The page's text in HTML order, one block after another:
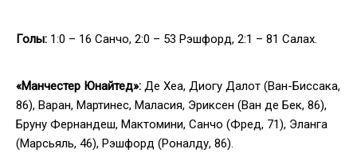
Голы: 1:0 – 16 Санчо, 2:0 – 53 Рэшфорд, 2:1 – 81 Салах.
«Манчестер Юнайтед»: Де Хеа, Диогу Далот (Ван-Биссака,
86), Варан, Мартинес, Маласия, Эриксен (Ван де Бек, 86),
Бруну Фернандеш, Мактомини, Санчо (Фред, 71), Эланга
(Марсьяль, 46), Рэшфорд (Роналду, 86).